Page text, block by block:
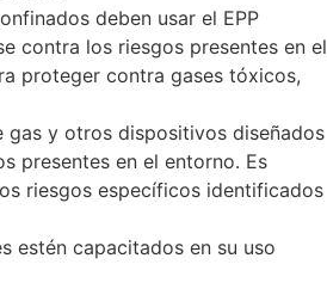
deben usar el EPP
contra los riesgos presentes en el
proteger contra gases tóxicos,
y otros dispositivos diseñados
presentes en el entorno. Es
riesgos específicos identificados
estén capacitados en su uso